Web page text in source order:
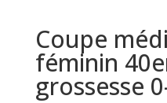
Coupe
féminin
grossesse